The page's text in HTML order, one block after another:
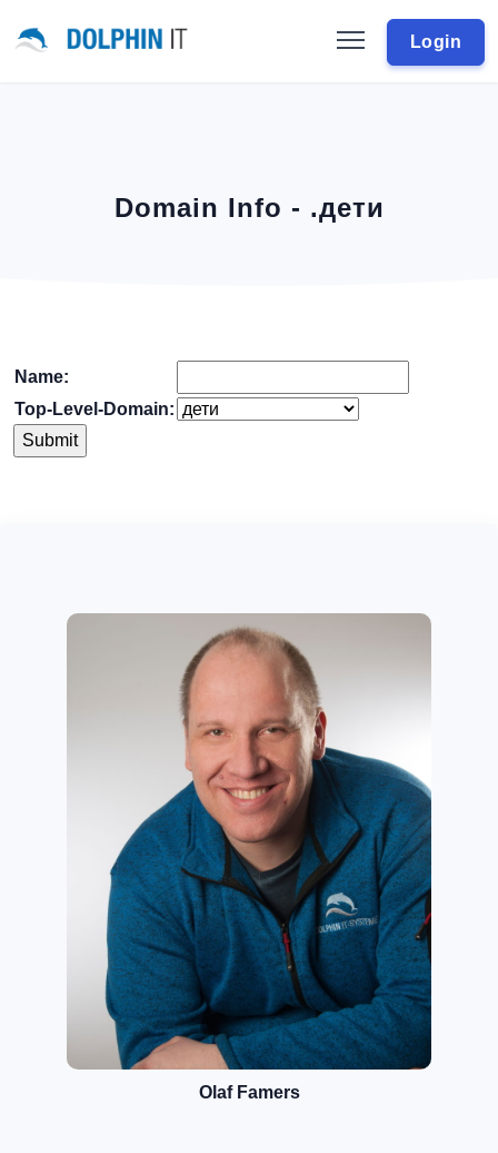
Login
Domain Info - .дети
Name:
Top-Level-Domain:
Olaf Famers